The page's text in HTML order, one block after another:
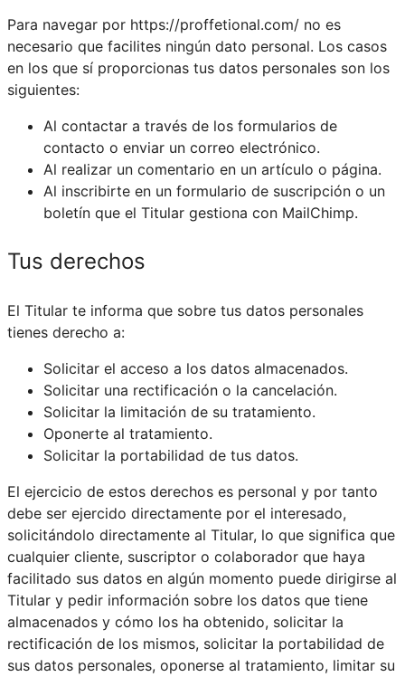
Para navegar por https://proffetional.com/ no es
necesario que facilites ningún dato personal. Los casos
en los que sí proporcionas tus datos personales son los
siguientes:
Al contactar a través de los formularios de
contacto o enviar un correo electrónico.
Al realizar un comentario en un artículo o página.
Al inscribirte en un formulario de suscripción o un
boletín que el Titular gestiona con MailChimp.
Tus derechos
El Titular te informa que sobre tus datos personales
tienes derecho a:
Solicitar el acceso a los datos almacenados.
Solicitar una rectificación o la cancelación.
Solicitar la limitación de su tratamiento.
Oponerte al tratamiento.
Solicitar la portabilidad de tus datos.
El ejercicio de estos derechos es personal y por tanto
debe ser ejercido directamente por el interesado,
solicitándolo directamente al Titular, lo que significa que
cualquier cliente, suscriptor o colaborador que haya
facilitado sus datos en algún momento puede dirigirse al
Titular y pedir información sobre los datos que tiene
almacenados y cómo los ha obtenido, solicitar la
rectificación de los mismos, solicitar la portabilidad de
sus datos personales, oponerse al tratamiento, limitar su